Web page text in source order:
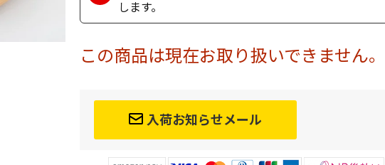
します。
この商品は現在お取り扱いできません。
入荷お知らせメール